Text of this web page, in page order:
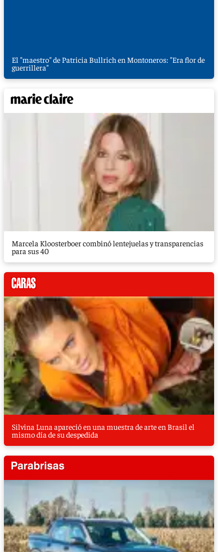
El "maestro" de Patricia Bullrich en Montoneros: "Era flor de
guerrillera"
Marcela Kloosterboer combinó lentejuelas y transparencias
para sus 40
Silvina Luna apareció en una muestra de arte en Brasil el
mismo día de su despedida